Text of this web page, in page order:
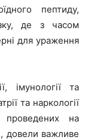
пептиду,
де з часом
для ураження
імунології та
та наркології
на
довели важливе